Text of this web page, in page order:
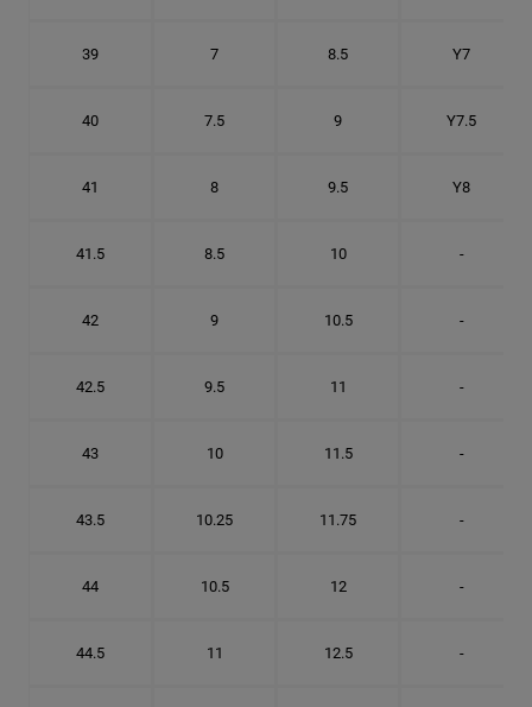
39 7 8.5 Y7
40 7.5 9 Y7.5
41 8 9.5 Y8
41.5 8.5 10 -
42 9 10.5 -
42.5 9.5 11 -
43 10 11.5 -
43.5 10.25 11.75 -
44 10.5 12 -
44.5 11 12.5 -